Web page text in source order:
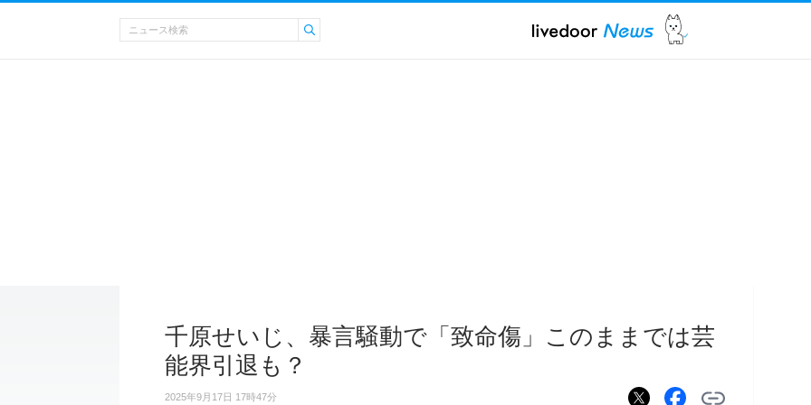
千原せいじ、暴言騒動で「致命傷」このままでは芸
能界引退も？
2025年9月17日 17時47分